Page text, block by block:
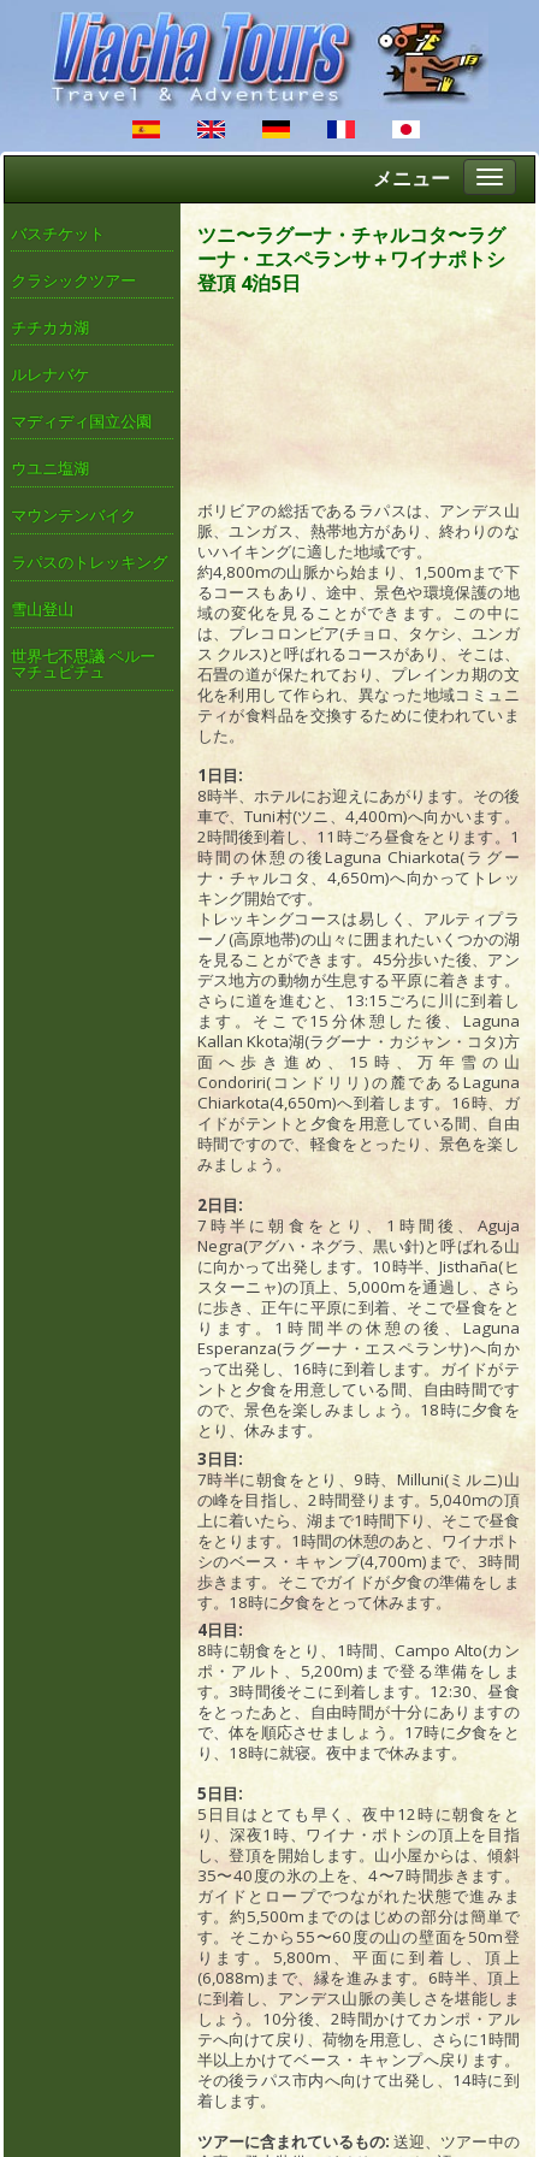
メニュー
バスチケット
クラシックツアー
チチカカ湖
ルレナバケ
マディディ国立公園
ウユニ塩湖
マウンテンバイク
ラパスのトレッキング
雪山登山
世界七不思議 ペルー
マチュピチュ
ツニ〜ラグーナ・チャルコタ〜ラグ
ーナ・エスペランサ＋ワイナポトシ
登頂 4泊5日
ボリビアの総括であるラパスは、アンデス山
脈、ユンガス、熱帯地方があり、終わりのな
いハイキングに適した地域です。
約4,800mの山脈から始まり、1,500mまで下
るコースもあり、途中、景色や環境保護の地
域の変化を見ることができます。この中に
は、プレコロンビア(チョロ、タケシ、ユンガ
ス クルス)と呼ばれるコースがあり、そこは、
石畳の道が保たれており、プレインカ期の文
化を利用して作られ、異なった地域コミュニ
ティが食料品を交換するために使われていま
した。
1日目:
8時半、ホテルにお迎えにあがります。その後
車で、Tuni村(ツニ、4,400m)へ向かいます。
2時間後到着し、11時ごろ昼食をとります。1
時間の休憩の後Laguna Chiarkota(ラグー
ナ・チャルコタ、4,650m)へ向かってトレッ
キング開始です。
トレッキングコースは易しく、アルティプラ
ーノ(高原地帯)の山々に囲まれたいくつかの湖
を見ることができます。45分歩いた後、アン
デス地方の動物が生息する平原に着きます。
さらに道を進むと、13:15ごろに川に到着し
ます。そこで15分休憩した後、Laguna
Kallan Kkota湖(ラグーナ・カジャン・コタ)方
面へ歩き進め、15時、万年雪の山
Condoriri(コンドリリ)の麓であるLaguna
Chiarkota(4,650m)へ到着します。16時、ガ
イドがテントと夕食を用意している間、自由
時間ですので、軽食をとったり、景色を楽し
みましょう。
2日目:
7時半に朝食をとり、1時間後、Aguja
Negra(アグハ・ネグラ、黒い針)と呼ばれる山
に向かって出発します。10時半、Jisthaña(ヒ
スターニャ)の頂上、5,000mを通過し、さら
に歩き、正午に平原に到着、そこで昼食をと
ります。1時間半の休憩の後、Laguna
Esperanza(ラグーナ・エスペランサ)へ向か
って出発し、16時に到着します。ガイドがテ
ントと夕食を用意している間、自由時間です
ので、景色を楽しみましょう。18時に夕食を
とり、休みます。
3日目:
7時半に朝食をとり、9時、Milluni(ミルニ)山
の峰を目指し、2時間登ります。5,040mの頂
上に着いたら、湖まで1時間下り、そこで昼食
をとります。1時間の休憩のあと、ワイナポト
シのベース・キャンプ(4,700m)まで、3時間
歩きます。そこでガイドが夕食の準備をしま
す。18時に夕食をとって休みます。
4日目:
8時に朝食をとり、1時間、Campo Alto(カン
ポ・アルト、5,200m)まで登る準備をしま
す。3時間後そこに到着します。12:30、昼食
をとったあと、自由時間が十分にありますの
で、体を順応させましょう。17時に夕食をと
り、18時に就寝。夜中まで休みます。
5日目:
5日目はとても早く、夜中12時に朝食をと
り、深夜1時、ワイナ・ポトシの頂上を目指
し、登頂を開始します。山小屋からは、傾斜
35〜40度の氷の上を、4〜7時間歩きます。
ガイドとロープでつながれた状態で進みま
す。約5,500mまでのはじめの部分は簡単で
す。そこから55〜60度の山の壁面を50m登
ります。5,800m、平面に到着し、頂上
(6,088m)まで、縁を進みます。6時半、頂上
に到着し、アンデス山脈の美しさを堪能しま
しょう。10分後、2時間かけてカンポ・アル
テへ向けて戻り、荷物を用意し、さらに1時間
半以上かけてベース・キャンプへ戻ります。
その後ラパス市内へ向けて出発し、14時に到
着します。
ツアーに含まれているもの: 送迎、ツアー中の